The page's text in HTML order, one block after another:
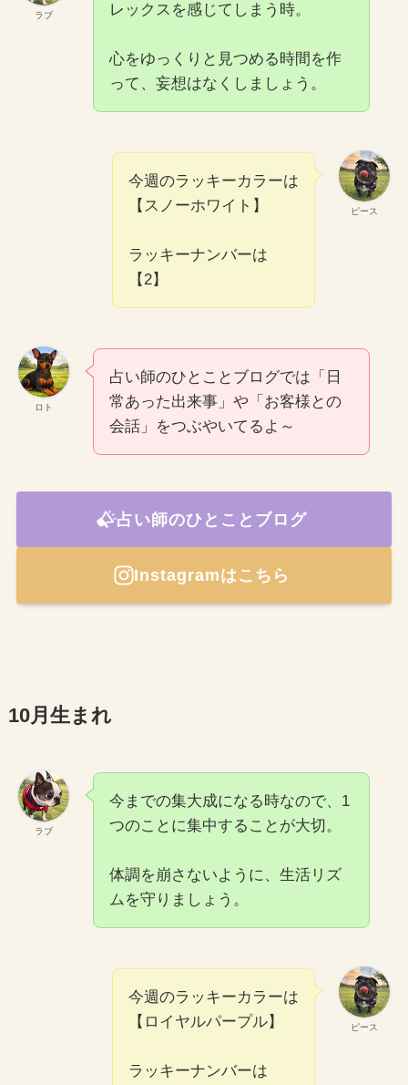
ラブ
レックスを感じてしまう時。
心をゆっくりと見つめる時間を作
って、妄想はなくしましょう。
ピース
今週のラッキーカラーは
【スノーホワイト】
ラッキーナンバーは
【2】
ロト
占い師のひとことブログでは「日
常あった出来事」や「お客様との
会話」をつぶやいてるよ～
占い師のひとことブログ
Instagramはこちら
10月生まれ
ラブ
今までの集大成になる時なので、1
つのことに集中することが大切。
体調を崩さないように、生活リズ
ムを守りましょう。
ピース
今週のラッキーカラーは
【ロイヤルパープル】
ラッキーナンバーは